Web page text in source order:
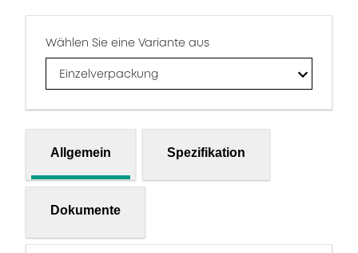
Wählen Sie eine Variante aus
Einzelverpackung
Allgemein Spezifikation
Dokumente